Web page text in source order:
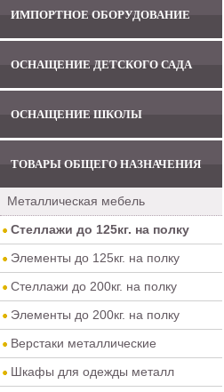
ИМПОРТНОЕ ОБОРУДОВАНИЕ
ОСНАЩЕНИЕ ДЕТСКОГО САДА
ОСНАЩЕНИЕ ШКОЛЫ
ТОВАРЫ ОБЩЕГО НАЗНАЧЕНИЯ
Металлическая мебель
Стеллажи до 125кг. на полку
Элементы до 125кг. на полку
Стеллажи до 200кг. на полку
Элементы до 200кг. на полку
Верстаки металлические
Шкафы для одежды металл